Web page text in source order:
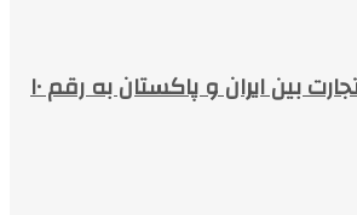
افزایش حجم تجارت بین ایران و پاکستان به رقم ۱۰